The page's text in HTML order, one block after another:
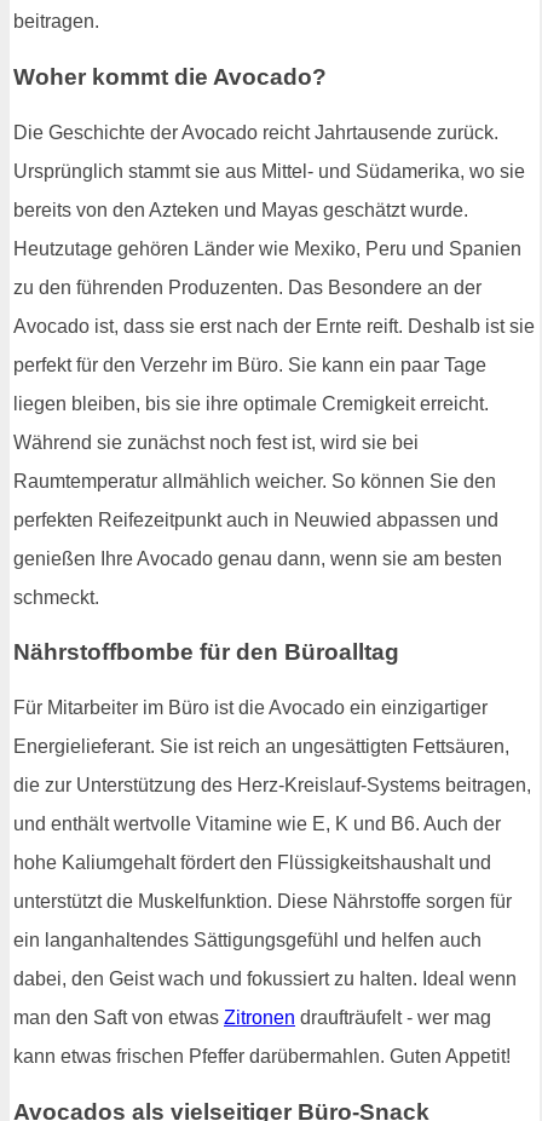
beitragen.
Woher kommt die Avocado?
Die Geschichte der Avocado reicht Jahrtausende zurück.
Ursprünglich stammt sie aus Mittel- und Südamerika, wo sie
bereits von den Azteken und Mayas geschätzt wurde.
Heutzutage gehören Länder wie Mexiko, Peru und Spanien
zu den führenden Produzenten. Das Besondere an der
Avocado ist, dass sie erst nach der Ernte reift. Deshalb ist sie
perfekt für den Verzehr im Büro. Sie kann ein paar Tage
liegen bleiben, bis sie ihre optimale Cremigkeit erreicht.
Während sie zunächst noch fest ist, wird sie bei
Raumtemperatur allmählich weicher. So können Sie den
perfekten Reifezeitpunkt auch in Neuwied abpassen und
genießen Ihre Avocado genau dann, wenn sie am besten
schmeckt.
Nährstoffbombe für den Büroalltag
Für Mitarbeiter im Büro ist die Avocado ein einzigartiger
Energielieferant. Sie ist reich an ungesättigten Fettsäuren,
die zur Unterstützung des Herz-Kreislauf-Systems beitragen,
und enthält wertvolle Vitamine wie E, K und B6. Auch der
hohe Kaliumgehalt fördert den Flüssigkeitshaushalt und
unterstützt die Muskelfunktion. Diese Nährstoffe sorgen für
ein langanhaltendes Sättigungsgefühl und helfen auch
dabei, den Geist wach und fokussiert zu halten. Ideal wenn
man den Saft von etwas Zitronen draufträufelt - wer mag
kann etwas frischen Pfeffer darübermahlen. Guten Appetit!
Avocados als vielseitiger Büro-Snack